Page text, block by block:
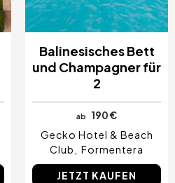
Balinesisches Bett
und Champagner für
2
ab
190 €
Gecko Hotel & Beach
Club
Formentera
JETZT KAUFEN